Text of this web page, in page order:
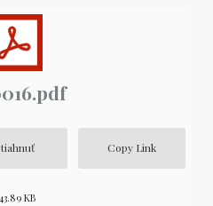
Copy Link
KB